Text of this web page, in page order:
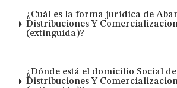
¿Cuál es la forma jurídica de
Distribuciones Y
(extinguida)?
¿Dónde está el domicilio Social
Distribuciones Y